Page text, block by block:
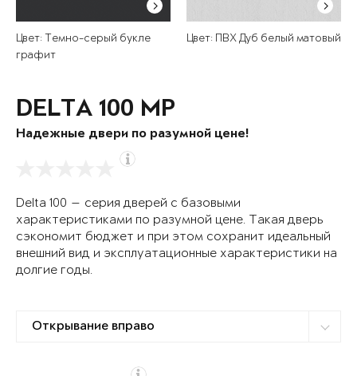
Цвет: Темно-серый букле
графит
Цвет: ПВХ Дуб белый матовый
DELTA 100 MP
Надежные двери по разумной цене!
Delta 100 — серия дверей с базовыми
характеристиками по разумной цене. Такая дверь
сэкономит бюджет и при этом сохранит идеальный
внешний вид и эксплуатационные характеристики на
долгие годы.